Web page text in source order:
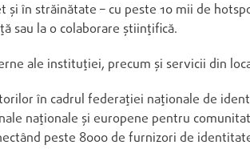
în străinătate – cu peste 10 mii de
sau la o colaborare științifică.
ale instituției, precum și servicii din
în cadrul federației naționale de
naționale și europene pentru
peste 8000 de furnizori de